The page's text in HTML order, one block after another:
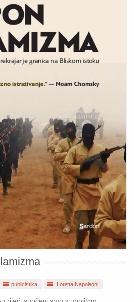
publicistika Loretta Napoleoni
riječ, suočeni smo s ubojitom